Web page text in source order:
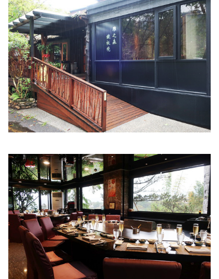
書房集
日記簿
餐桌週記
享樂隨手拍
照相簿
影音區
創意出版服務
關於Yilan
個人著作
活動實況記錄
媒體報導一覽
合作與代言
訂閱電子報